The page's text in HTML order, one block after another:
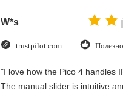
W*s
trustpilot.com
"I love how the Pico 4 handles
The manual slider is intuitive